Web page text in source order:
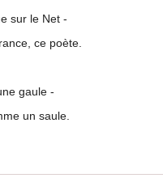
sur le Net -
ce poète.
gaule -
un saule.